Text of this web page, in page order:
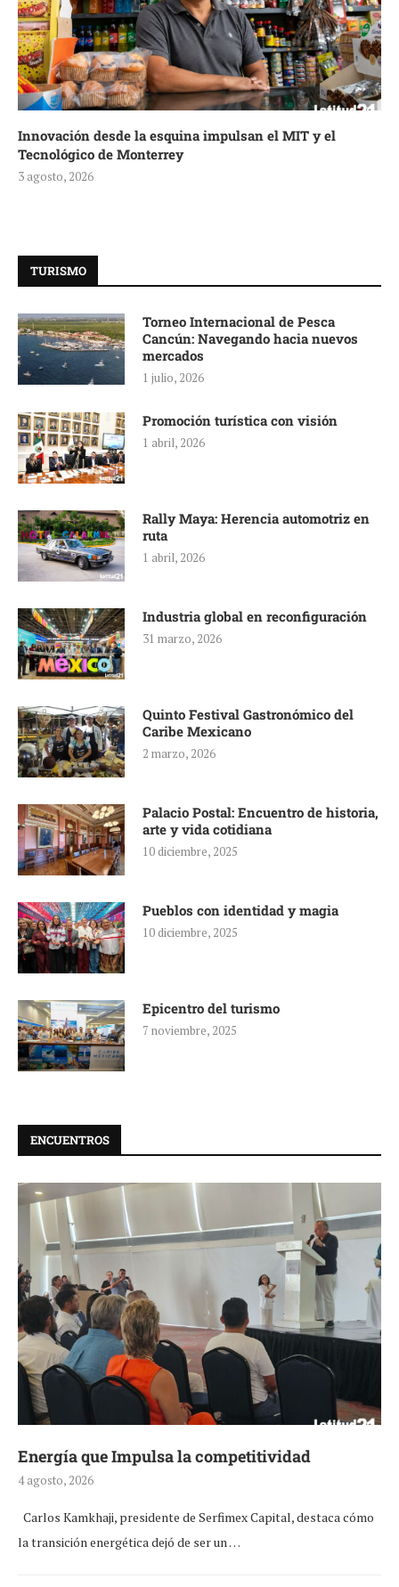
Innovación desde la esquina impulsan el MIT y el
Tecnológico de Monterrey
3 agosto, 2026
TURISMO
Torneo Internacional de Pesca
Cancún: Navegando hacia nuevos
mercados
1 julio, 2026
Promoción turística con visión
1 abril, 2026
Rally Maya: Herencia automotriz en
ruta
1 abril, 2026
Industria global en reconfiguración
31 marzo, 2026
Quinto Festival Gastronómico del
Caribe Mexicano
2 marzo, 2026
Palacio Postal: Encuentro de historia,
arte y vida cotidiana
10 diciembre, 2025
Pueblos con identidad y magia
10 diciembre, 2025
Epicentro del turismo
7 noviembre, 2025
ENCUENTROS
Energía que Impulsa la competitividad
4 agosto, 2026
Carlos Kamkhaji, presidente de Serfimex Capital, destaca cómo
la transición energética dejó de ser un …